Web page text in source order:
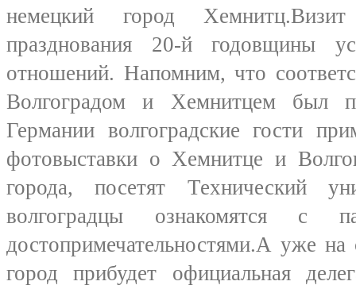
немецкий город
празднования 20-й годовщины
отношений. Напомним, что
Волгоградом и Хемнитцем был
Германии волгоградские гости
фотовыставки о Хемнитце и
города, посетят Технический
волгоградцы ознакомятся с
достопримечательностями.А уже
город прибудет официальная